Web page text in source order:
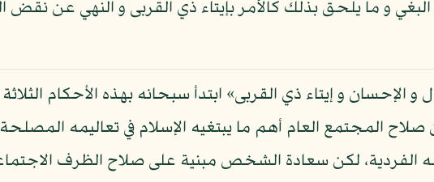
و ما يلحق بذلك كالأمر بإيتاء ذي القربى و النهي عن نقض
و الإحسان و إيتاء ذي القربى» ابتدأ سبحانه بهذه الأحكام
المجتمع العام أهم ما يبتغيه الإسلام في تعاليمه
الفردية، لكن سعادة الشخص مبنية على صلاح الظرف